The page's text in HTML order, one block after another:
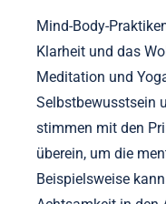
Mind-Body-
Klarheit und das
Meditation und
Selbstbewusstsein
stimmen mit den
überein, um die
Beispielsweise